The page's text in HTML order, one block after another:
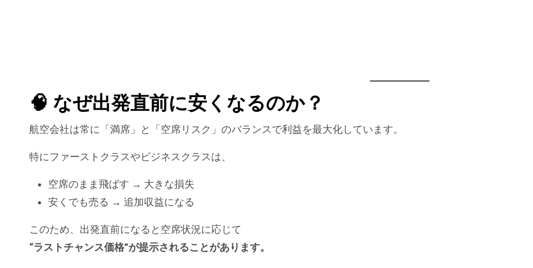
🧠 なぜ出発直前に安くなるのか？
航空会社は常に「満席」と「空席リスク」のバランスで利益を最大化しています。
特にファーストクラスやビジネスクラスは、
空席のまま飛ばす → 大きな損失
安くでも売る → 追加収益になる
このため、出発直前になると空席状況に応じて
“ラストチャンス価格”が提示されることがあります。